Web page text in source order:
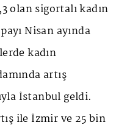
olan sigortalı kadın
Nisan ayında
kadın
artış
İstanbul geldi.
ile İzmir ve 25 bin